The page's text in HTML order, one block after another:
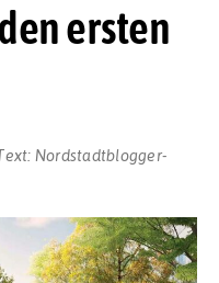
ersten
Nordstadtblogger-